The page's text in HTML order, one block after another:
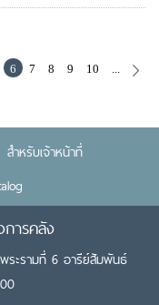
6 7 8 9 10 ...
สำหรับเจ้าหน้าที่
ารคลัง
ระรามที่ 6 อารีย์สัมพันธ์